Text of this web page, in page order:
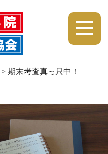
> 期末考査真っ只中！